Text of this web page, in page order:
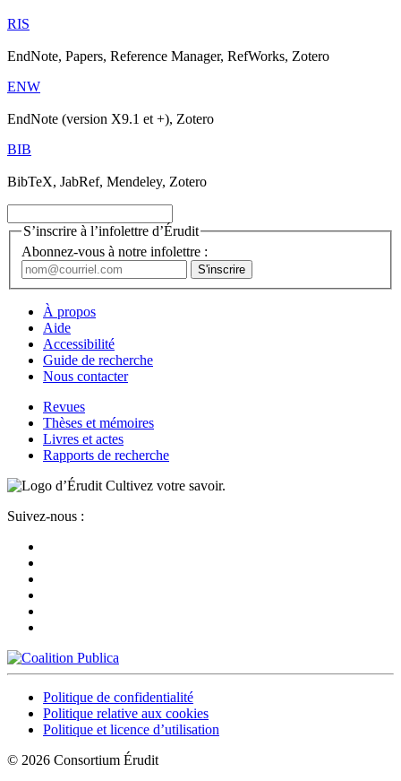
RIS
EndNote, Papers, Reference Manager, RefWorks, Zotero
ENW
EndNote (version X9.1 et +), Zotero
BIB
BibTeX, JabRef, Mendeley, Zotero
S’inscrire à l’infolettre d’Érudit
Abonnez-vous à notre infolettre :
À propos
Aide
Accessibilité
Guide de recherche
Nous contacter
Revues
Thèses et mémoires
Livres et actes
Rapports de recherche
Cultivez votre savoir.
Suivez-nous :
Politique de confidentialité
Politique relative aux cookies
Politique et licence d’utilisation
© 2026 Consortium Érudit